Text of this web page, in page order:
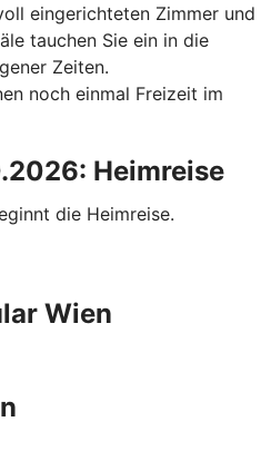
eingerichteten Zimmer und
tauchen Sie ein in die
Zeiten.
noch einmal Freizeit im
Heimreise
die Heimreise.
Wien